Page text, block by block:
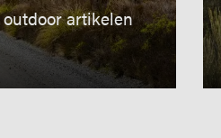
artikelen